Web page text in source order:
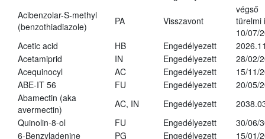
Acibenzolar-S-methyl
(benzothiadiazole)
PA Visszavont
végső
türelmi
10/07/
Acetic acid
HB Engedélyezett
Acetamiprid
IN Engedélyezett
28/02/
Acequinocyl
AC Engedélyezett
15/11/
ABE-IT 56
FU Engedélyezett
20/05/
Abamectin (aka
avermectin)
AC, IN Engedélyezett
Quinolin-8-ol
FU Engedélyezett
30/06/
6-Benzyladenine
PG Engedélyezett
15/01/